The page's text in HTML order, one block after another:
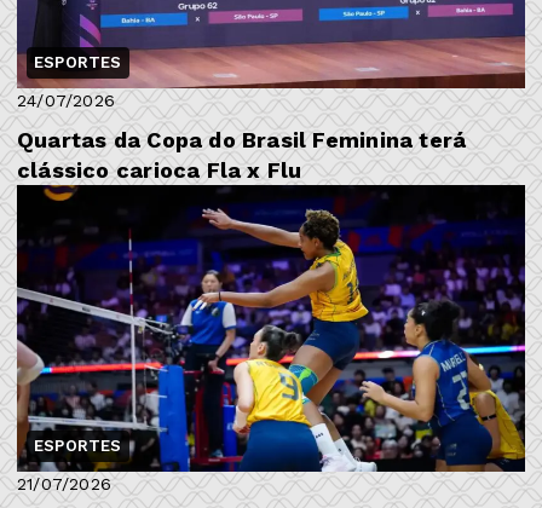
ESPORTES
24/07/2026
Quartas da Copa do Brasil Feminina terá
clássico carioca Fla x Flu
ESPORTES
21/07/2026